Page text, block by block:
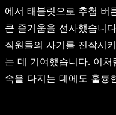
에서 태블릿으로 추첨 버
큰 즐거움을 선사했습니
직원들의 사기를 진작시
는 데 기여했습니다. 이
속을 다지는 데에도 훌륭